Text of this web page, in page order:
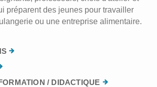
préparent des jeunes pour travailler
ou une entreprise alimentaire.
/ DIDACTIQUE